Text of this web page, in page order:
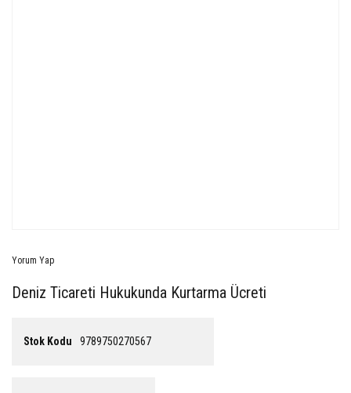
Yorum Yap
Deniz Ticareti Hukukunda Kurtarma Ücreti
Stok Kodu 9789750270567